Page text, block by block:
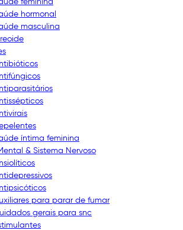
feminina
hormonal
masculina
íntima feminina
& Sistema Nervoso
para parar de fumar
gerais para snc